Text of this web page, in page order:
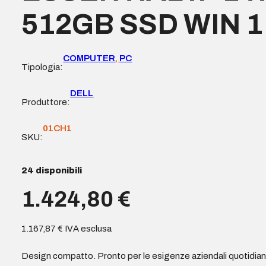
512GB SSD WIN
Tipologia:
COMPUTER, PC
Produttore:
DELL
SKU:
01CH1
24 disponibili
1.424,80 €
1.167,87€ IVA esclusa
Design compatto. Pronto per le esigenze aziendali